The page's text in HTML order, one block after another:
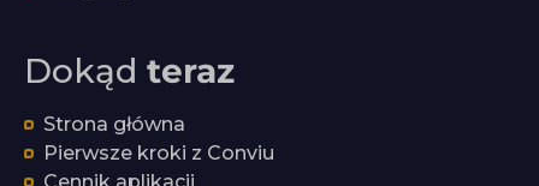
Dokąd teraz
Strona główna
Pierwsze kroki z Conviu
Cennik aplikacji